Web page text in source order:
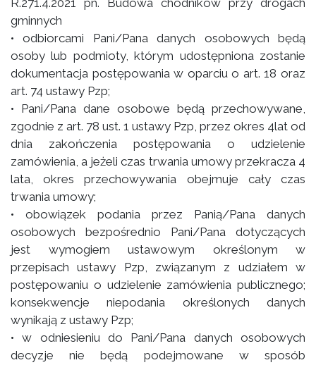
R.271.4.2021 pn. Budowa chodników przy drogach
gminnych
• odbiorcami Pani/Pana danych osobowych będą
osoby lub podmioty, którym udostępniona zostanie
dokumentacja postępowania w oparciu o art. 18 oraz
art. 74 ustawy Pzp;
• Pani/Pana dane osobowe będą przechowywane,
zgodnie z art. 78 ust. 1 ustawy Pzp, przez okres 4lat od
dnia zakończenia postępowania o udzielenie
zamówienia, a jeżeli czas trwania umowy przekracza 4
lata, okres przechowywania obejmuje cały czas
trwania umowy;
• obowiązek podania przez Panią/Pana danych
osobowych bezpośrednio Pani/Pana dotyczących
jest wymogiem ustawowym określonym w
przepisach ustawy Pzp, związanym z udziałem w
postępowaniu o udzielenie zamówienia publicznego;
konsekwencje niepodania określonych danych
wynikają z ustawy Pzp;
• w odniesieniu do Pani/Pana danych osobowych
decyzje nie będą podejmowane w sposób